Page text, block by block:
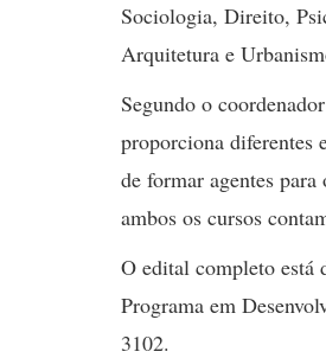
Sociologia, Direito,
Arquitetura e
Segundo o
proporciona diferentes
de formar agentes
ambos os cursos
O edital completo está
Programa em
3102.